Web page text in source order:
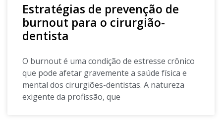
Estratégias de prevenção de
burnout para o cirurgião-
dentista
O burnout é uma condição de estresse crônico
que pode afetar gravemente a saúde física e
mental dos cirurgiões-dentistas. A natureza
exigente da profissão, que